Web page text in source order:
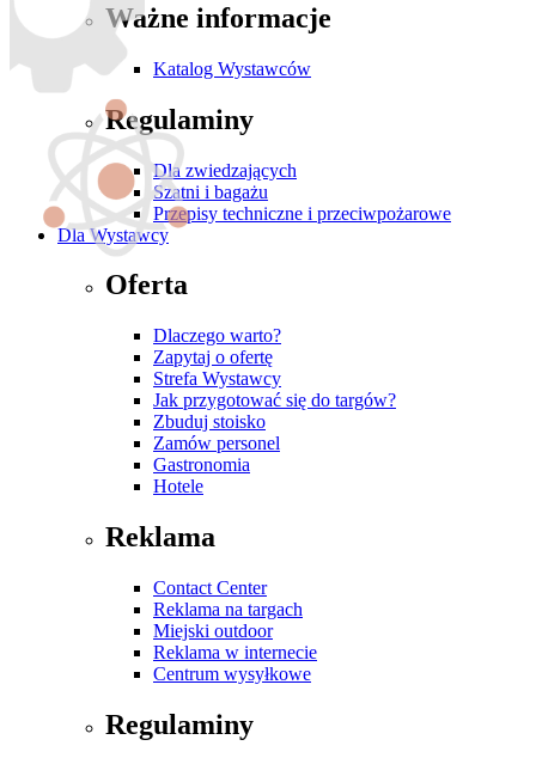
Ważne informacje
Katalog Wystawców
Regulaminy
Dla zwiedzających
Szatni i bagażu
Przepisy techniczne i przeciwpożarowe
Dla Wystawcy
Oferta
Dlaczego warto?
Zapytaj o ofertę
Strefa Wystawcy
Jak przygotować się do targów?
Zbuduj stoisko
Zamów personel
Gastronomia
Hotele
Reklama
Contact Center
Reklama na targach
Miejski outdoor
Reklama w internecie
Centrum wysyłkowe
Regulaminy